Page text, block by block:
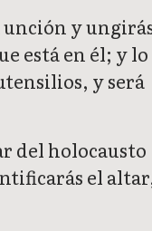
unción y
está en él; y lo
y será
del holocausto
el